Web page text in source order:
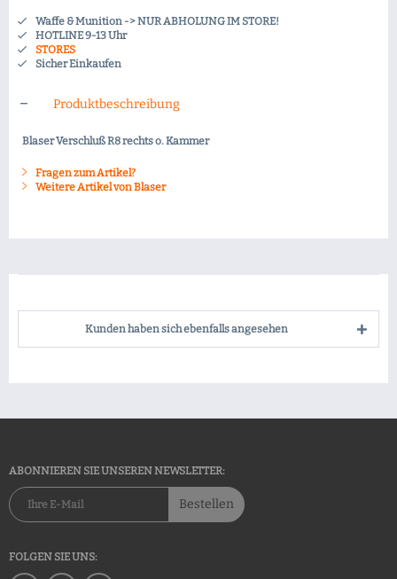
Waffe & Munition -> NUR ABHOLUNG IM STORE!
HOTLINE 9-13 Uhr
STORES
Sicher Einkaufen
Produktbeschreibung
Blaser Verschluß R8 rechts o. Kammer
Fragen zum Artikel?
Weitere Artikel von Blaser
Kunden haben sich ebenfalls angesehen
ABONNIEREN SIE UNSEREN NEWSLETTER:
Bestellen
FOLGEN SIE UNS: